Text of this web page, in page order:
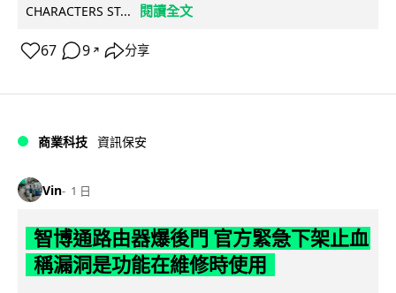
CHARACTERS ST...
閱讀全文
67 9 ↗ 分享
商業科技 資訊保安
Vin 1 日
智博通路由器爆後門 官方緊急下架止血
稱漏洞是功能在維修時使用